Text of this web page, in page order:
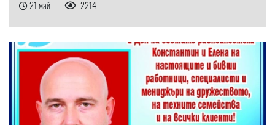
21 май 2214